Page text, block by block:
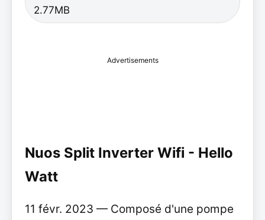
2.77MB
Advertisements
Nuos Split Inverter Wifi - Hello
Watt
11 févr. 2023 — Composé d'une pompe